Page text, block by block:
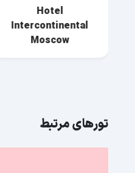
Hotel
Intercontinental
Moscow
تورهای مرتبط